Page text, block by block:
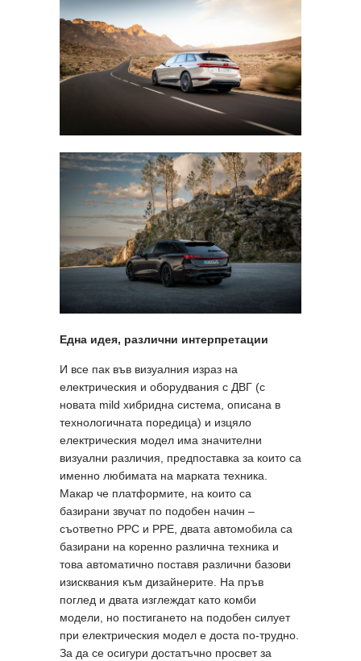
Една идея, различни интерпретации
И все пак във визуалния израз на
електрическия и оборудвания с ДВГ (с
новата mild хибридна система, описана в
технологичната поредица) и изцяло
електрическия модел има значителни
визуални различия, предпоставка за които са
именно любимата на марката техника.
Макар че платформите, на които са
базирани звучат по подобен начин –
съответно PPC и PPE, двата автомобила са
базирани на коренно различна техника и
това автоматично поставя различни базови
изисквания към дизайнерите. На пръв
поглед и двата изглеждат като комби
модели, но постигането на подобен силует
при електрическия модел е доста по-трудно.
За да се осигури достатъчно просвет за